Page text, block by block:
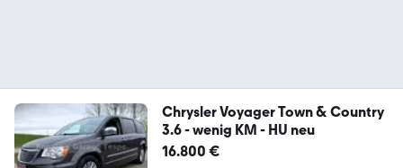
Chrysler Voyager Town & Country
3.6 - wenig KM - HU neu
16.800 €